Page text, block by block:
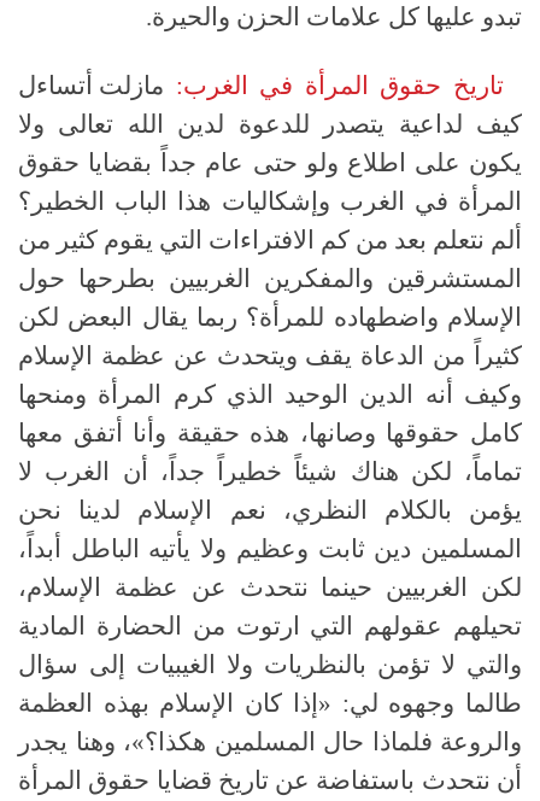
تبدو عليها كل علامات الحزن والحيرة.
تاريخ حقوق المرأة في الغرب: مازلت أتساءل
كيف لداعية يتصدر للدعوة لدين الله تعالى ولا
يكون على اطلاع ولو حتى عام جداً بقضايا حقوق
المرأة في الغرب وإشكاليات هذا الباب الخطير؟
ألم نتعلم بعد من كم الافتراءات التي يقوم كثير من
المستشرقين والمفكرين الغربيين بطرحها حول
الإسلام واضطهاده للمرأة؟ ربما يقال البعض لكن
كثيراً من الدعاة يقف ويتحدث عن عظمة الإسلام
وكيف أنه الدين الوحيد الذي كرم المرأة ومنحها
كامل حقوقها وصانها، هذه حقيقة وأنا أتفق معها
تماماً، لكن هناك شيئاً خطيراً جداً، أن الغرب لا
يؤمن بالكلام النظري، نعم الإسلام لدينا نحن
المسلمين دين ثابت وعظيم ولا يأتيه الباطل أبداً،
لكن الغربيين حينما نتحدث عن عظمة الإسلام،
تحيلهم عقولهم التي ارتوت من الحضارة المادية
والتي لا تؤمن بالنظريات ولا الغيبيات إلى سؤال
طالما وجهوه لي: « إذا كان الإسلام بهذه العظمة
والروعة فلماذا حال المسلمين هكذا؟»، وهنا يجدر
أن نتحدث باستفاضة عن تاريخ قضايا حقوق المرأة